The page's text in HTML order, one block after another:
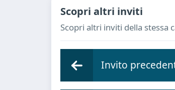
Scopri altri inviti
Scopri altri inviti della stessa
Invito